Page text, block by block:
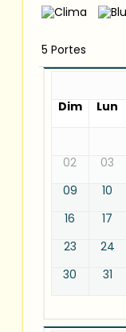
5 Portes
Dim
Lun
02
03
09
10
16
17
23
24
30
31